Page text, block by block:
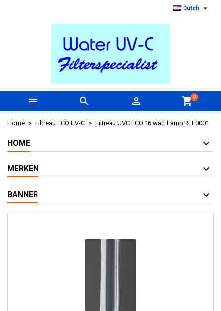
Dutch 
   shopping_cart0
Home Filtreau ECO UV-C Filtreau UVC ECO 16 watt Lamp RLE0001
HOME
MERKEN
BANNER